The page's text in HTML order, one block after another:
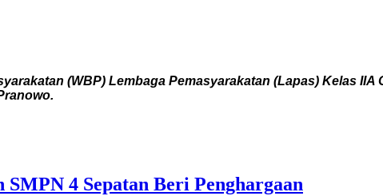
(WBP) Lembaga Pemasyarakatan (Lapas) Kelas
4 Sepatan Beri Penghargaan